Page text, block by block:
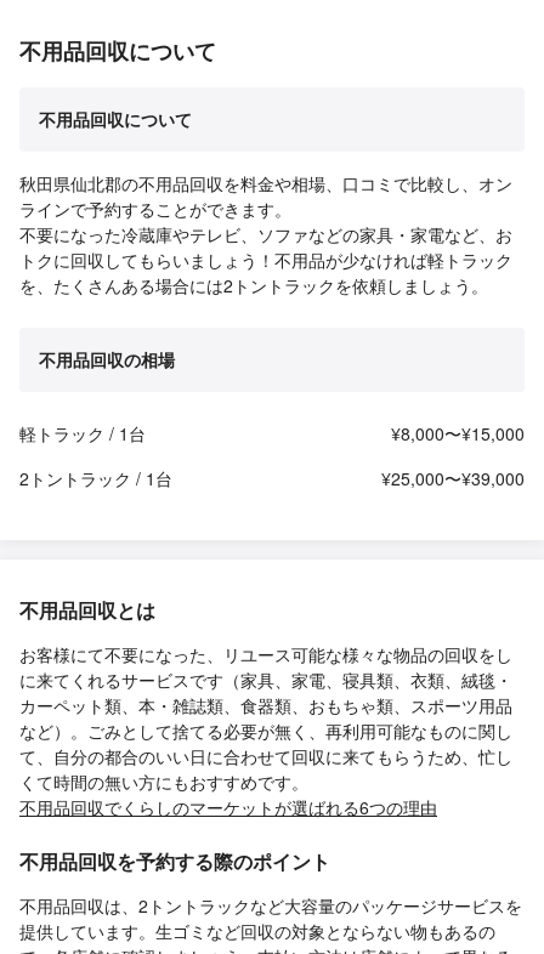
不用品回収について
不用品回収について
秋田県仙北郡の不用品回収を料金や相場、口コミで比較し、オン
ラインで予約することができます。
不要になった冷蔵庫やテレビ、ソファなどの家具・家電など、お
トクに回収してもらいましょう！不用品が少なければ軽トラック
を、たくさんある場合には2トントラックを依頼しましょう。
不用品回収の相場
軽トラック / 1台
¥8,000〜¥15,000
2トントラック / 1台
¥25,000〜¥39,000
不用品回収とは
お客様にて不要になった、リユース可能な様々な物品の回収をし
に来てくれるサービスです（家具、家電、寝具類、衣類、絨毯・
カーペット類、本・雑誌類、食器類、おもちゃ類、スポーツ用品
など）。ごみとして捨てる必要が無く、再利用可能なものに関し
て、自分の都合のいい日に合わせて回収に来てもらうため、忙し
くて時間の無い方にもおすすめです。
不用品回収でくらしのマーケットが選ばれる6つの理由
不用品回収を予約する際のポイント
不用品回収は、2トントラックなど大容量のパッケージサービスを
提供しています。生ゴミなど回収の対象とならない物もあるの